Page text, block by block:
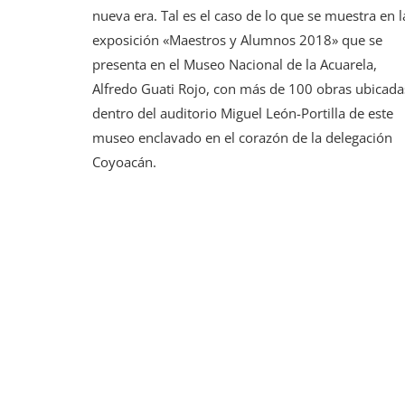
nueva era. Tal es el caso de lo que se muestra en
exposición «Maestros y Alumnos 2018» que se
presenta en el Museo Nacional de la Acuarela,
Alfredo Guati Rojo, con más de 100 obras
dentro del auditorio Miguel León-Portilla de este
museo enclavado en el corazón de la delegación
Coyoacán.